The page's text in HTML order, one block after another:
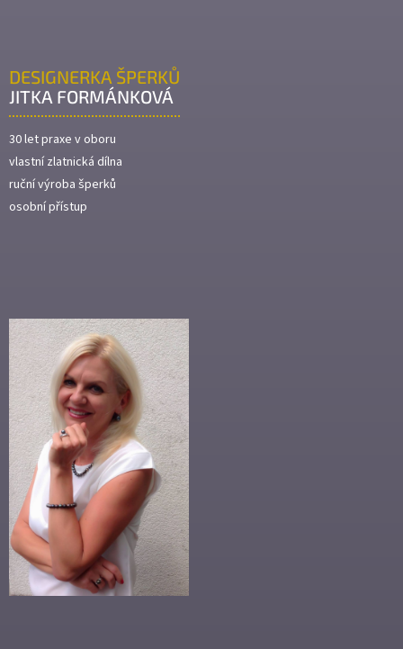
DESIGNERKA ŠPERKŮ
JITKA FORMÁNKOVÁ
30 let praxe v oboru
vlastní zlatnická dílna
ruční výroba šperků
osobní přístup